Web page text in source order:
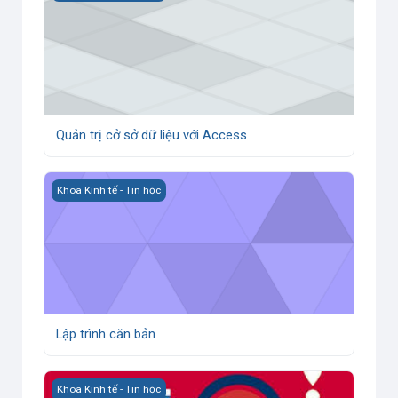
Quản trị cở sở dữ liệu với Access
Lập trình căn bản
Khoa Kinh tế - Tin học
Lập trình căn bản
MẪU_Phân tích, thống kê dữ liệu với SPSS
Khoa Kinh tế - Tin học